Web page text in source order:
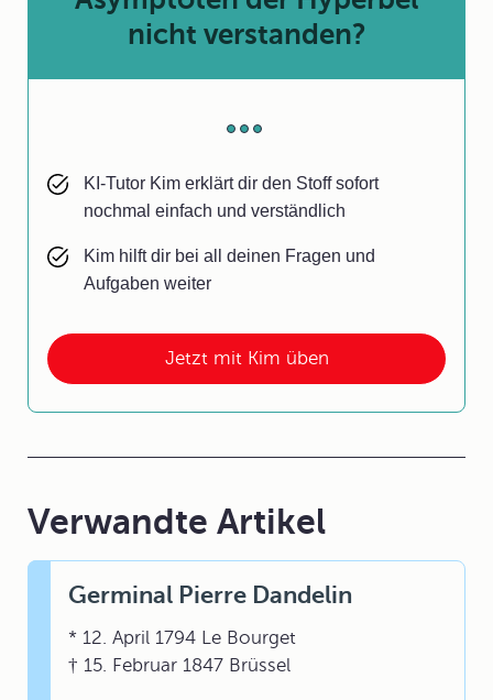
Jetzt mit Kim üben
nicht verstanden?
KI-Tutor Kim erklärt dir den Stoff sofort
nochmal einfach und verständlich
Kim hilft dir bei all deinen Fragen und
Aufgaben weiter
Verwandte Artikel
Germinal Pierre Dandelin
* 12. April 1794 Le Bourget
† 15. Februar 1847 Brüssel